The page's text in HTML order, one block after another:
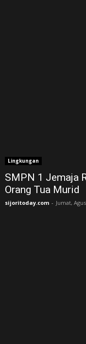
Lingkungan
SMPN 1 Jemaja
Orang Tua Murid ‎
sijoritoday.com - Jumat,